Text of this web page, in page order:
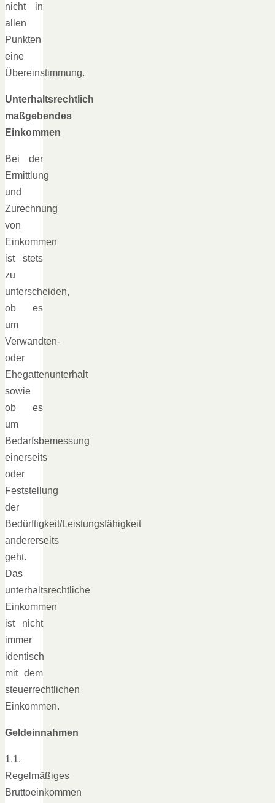
nicht in
allen
Punkten
eine
Übereinstimmung.
Unterhaltsrechtlich
maßgebendes
Einkommen
Bei der
Ermittlung
und
Zurechnung
von
Einkommen
ist stets
zu
unterscheiden,
ob es
um
Verwandten-
oder
Ehegattenunterhalt
sowie
ob es
um
Bedarfsbemessung
einerseits
oder
Feststellung
der
Bedürftigkeit/Leistungsfähigkeit
andererseits
geht.
Das
unterhaltsrechtliche
Einkommen
ist nicht
immer
identisch
mit dem
steuerrechtlichen
Einkommen.
Geldeinnahmen
1.1.
Regelmäßiges
Bruttoeinkommen